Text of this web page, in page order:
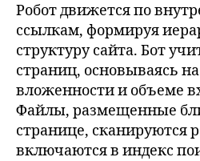
Робот движется по
ссылкам, формируя
структуру сайта. Бот
страниц, основываясь
вложенности и объеме
Файлы, размещенные
странице, сканируются
включаются в индекс